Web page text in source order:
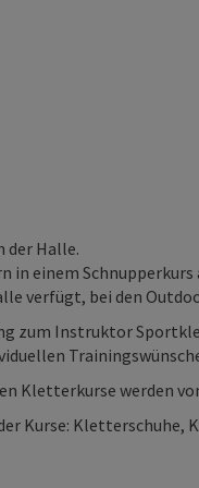
der Halle.
in einem
verfügt, bei den
zum Instruktor
Kletterkurse werden
Kurse: Kletterschuhe,